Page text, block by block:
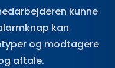
kunne
kan
og modtagere
aftale.